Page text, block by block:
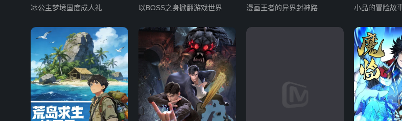
冰公主梦境国度成人礼
季
以BOSS之身掀翻游戏世界 漫画王者的异界封神路 小品的冒险故